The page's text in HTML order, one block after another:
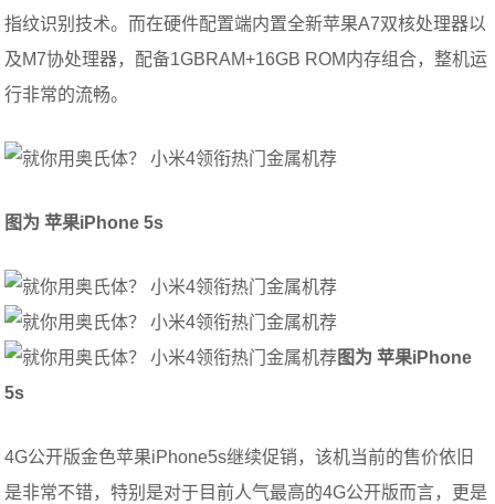
指纹识别技术。而在硬件配置端内置全新苹果A7双核处理器以
及M7协处理器，配备1GBRAM+16GB ROM内存组合，整机运
行非常的流畅。
图为 苹果iPhone 5s
图为 苹果iPhone
5s
4G公开版金色苹果iPhone5s继续促销，该机当前的售价依旧
是非常不错，特别是对于目前人气最高的4G公开版而言，更是